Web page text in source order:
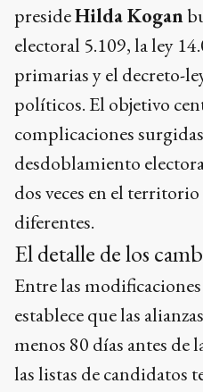
presideHilda Kogan
electoral 5.109, la ley
primarias y el decreto-
políticos. El objetivo
complicaciones
desdoblamiento
dos veces en el
diferentes.
El detalle de los
Entre las
establece que las
menos 80 días antes de
las listas de candidatos